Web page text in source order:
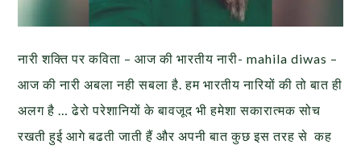
नारी शक्ति पर कविता – आज की भारतीय नारी- mahila diwas –
आज की नारी अबला नही सबला है. हम भारतीय नारियों की तो बात ही
अलग है … ढेरो परेशानियों के बावजूद भी हमेशा सकारात्मक सोच
रखती हुई आगे बढती जाती हैं और अपनी बात कुछ इस तरह से कह